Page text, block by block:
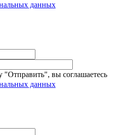
данных
вы соглашаетесь
данных